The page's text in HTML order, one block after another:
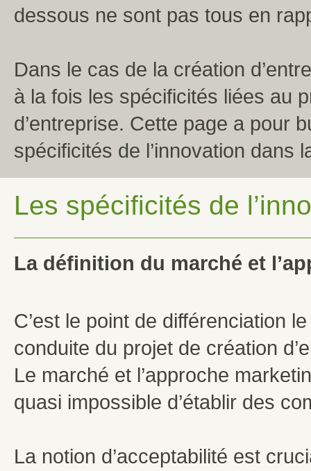
dessous ne sont pas tous en
Dans le cas de la création
à la fois les spécificités liées au
d’entreprise. Cette page a pour
spécificités de l’innovation dans
Les spécificités de
La définition du marché et
C’est le point de différenciation
conduite du projet de création
Le marché et l’approche
quasi impossible d’établir des
La notion d’acceptabilité est